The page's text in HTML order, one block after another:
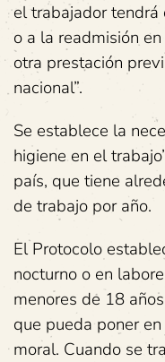
el trabajador tendrá
o a la readmisión
otra prestación
nacional”.
Se establece la
higiene en el
país, que tiene
de trabajo por año.
El Protocolo
nocturno o en
menores de 18
que pueda poner
moral. Cuando se